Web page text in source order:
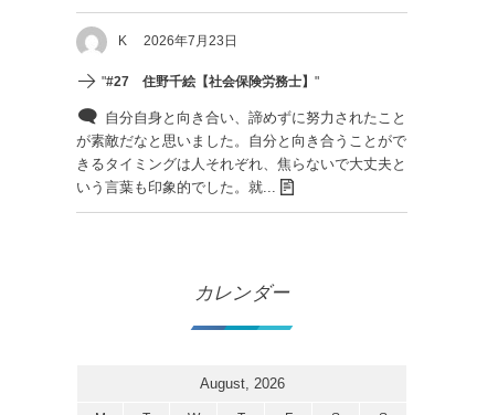
K 2026年7月23日
"#27 住野千絵【社会保険労務士】 "
自分自身と向き合い、諦めずに努力されたこと
が素敵だなと思いました。自分と向き合うことがで
きるタイミングは人それぞれ、焦らないで大丈夫と
いう言葉も印象的でした。就...
カレンダー
August, 2026